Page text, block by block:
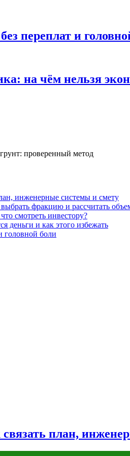
переплат и
на чём нельзя
проверенный метод
инженерные системы и смету
фракцию и рассчитать
смотреть инвестору?
деньги и как этого избежать
головной боли
связать план,